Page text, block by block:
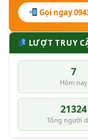
Gọi ngay
LƯỢT TRUY
7
Hôm nay
21324
Tổng người